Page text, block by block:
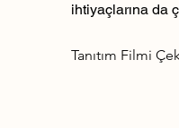
ihtiyaçlarına da
Tanıtım Filmi